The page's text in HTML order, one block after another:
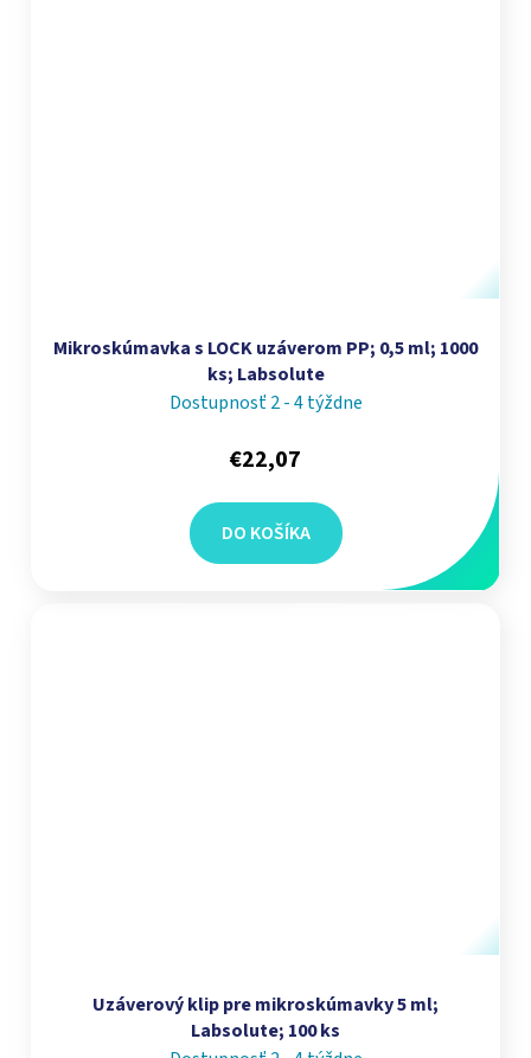
Mikroskúmavka s LOCK uzáverom PP; 0,5 ml; 1000
ks; Labsolute
Dostupnosť 2 - 4 týždne
€22,07
DO KOŠÍKA
Uzáverový klip pre mikroskúmavky 5 ml;
Labsolute; 100 ks